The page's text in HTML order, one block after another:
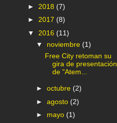
► 2018 (7)
► 2017 (8)
▼ 2016 (11)
▼ noviembre (1)
Free City retoman su
gira de presentación
de "Atem...
► octubre (2)
► agosto (2)
► mayo (1)